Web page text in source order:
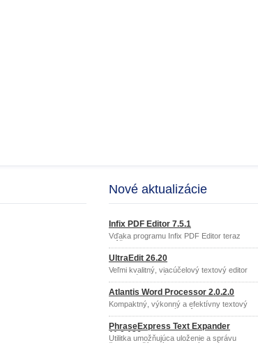
Nové aktualizácie
Infix PDF Editor 7.5.1
Vďaka programu Infix PDF Editor teraz
môžete editovať PDF dokumenty
podobne ako textové dokumenty v
bežnom textovom editore bez toho, aby
ste najskôr museli vykonávať ich
konverziu do iného formátu a riskovať
tak stratu pôvodného rozvrhnutia textu,
snímok a grafických objektov.
UltraEdit 26.20
Veľmi kvalitný, viacúčelový textový editor
s minimálnymi nárokmi na RAM.
Atlantis Word Processor 2.0.2.0
Kompaktný, výkonný a efektívny textový
procesor, navrhnutý s dôrazom na
jednoduché používanie, flexibilitu
používateľského prostredia a
bezpečnosť.
PhraseExpress Text Expander
11.0.136
Utilitka umožňujúca uloženie a správu